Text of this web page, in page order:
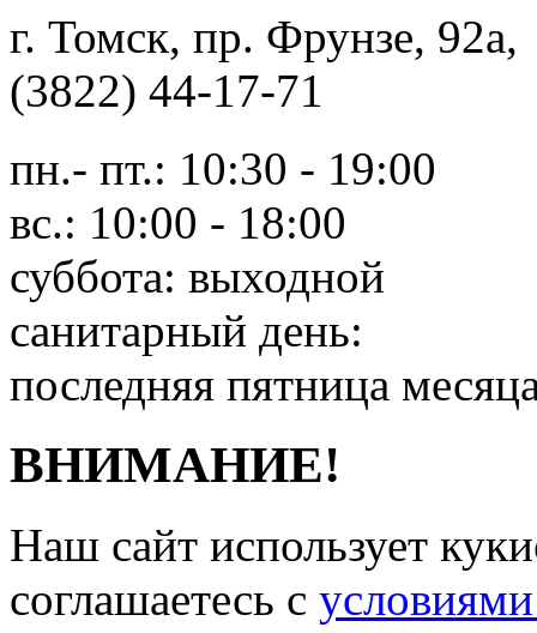
г. Томск, пр. Фрунзе,
(3822) 44-17-71
пн.- пт.: 10:30 - 19:00
вс.: 10:00 - 18:00
суббота: выходной
санитарный день:
последняя пятница
ВНИМАНИЕ!
Наш сайт использует
соглашаетесь c